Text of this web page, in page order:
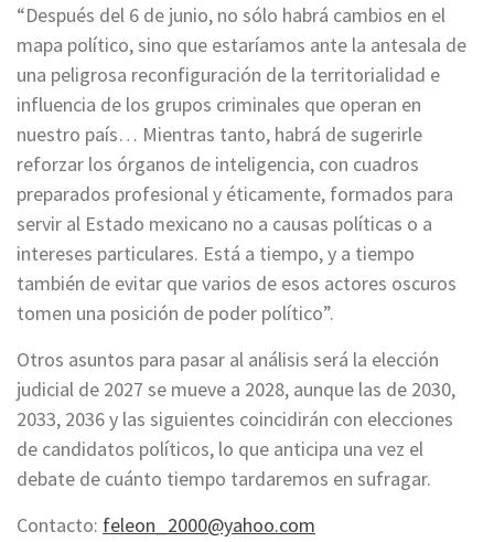
“Después del 6 de junio, no sólo habrá cambios en el
mapa político, sino que estaríamos ante la antesala de
una peligrosa reconfiguración de la territorialidad e
influencia de los grupos criminales que operan en
nuestro país… Mientras tanto, habrá de sugerirle
reforzar los órganos de inteligencia, con cuadros
preparados profesional y éticamente, formados para
servir al Estado mexicano no a causas políticas o a
intereses particulares. Está a tiempo, y a tiempo
también de evitar que varios de esos actores oscuros
tomen una posición de poder político”.
Otros asuntos para pasar al análisis será la elección
judicial de 2027 se mueve a 2028, aunque las de 2030,
2033, 2036 y las siguientes coincidirán con elecciones
de candidatos políticos, lo que anticipa una vez el
debate de cuánto tiempo tardaremos en sufragar.
Contacto: feleon_2000@yahoo.com